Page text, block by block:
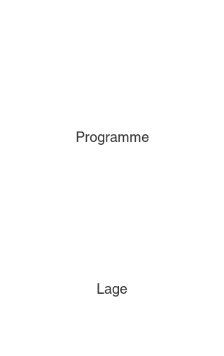
Programme
Lage